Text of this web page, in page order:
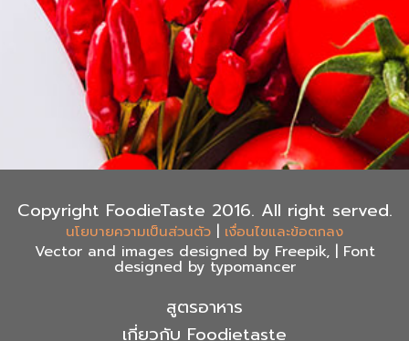
Copyright FoodieTaste 2016. All right served.
นโยบายความเป็นส่วนตัว | เงื่อนไขและข้อตกลง
Vector and images designed by Freepik, | Font
designed by typomancer
สูตรอาหาร
เกี่ยวกับ Foodietaste